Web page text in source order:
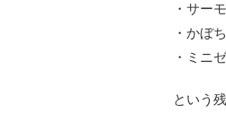
・サー
・かぼ
・ミニ
という